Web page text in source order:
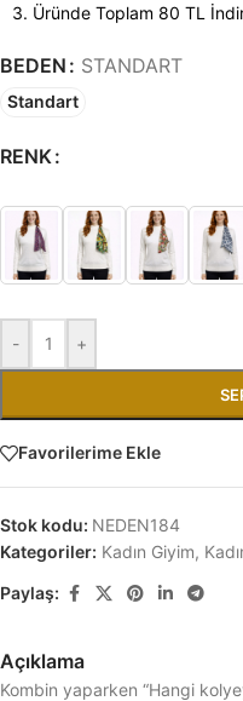
3. Üründe Toplam 80 TL
BEDEN STANDART
Standart
RENK
- +
Favorilerime Ekle
Stok kodu: NEDEN184
Kategoriler: Kadın Giyim,
Paylaş:
Açıklama
Kombin yaparken “Hangi